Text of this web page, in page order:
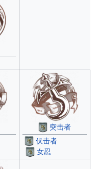
突击者
伏击者
女忍